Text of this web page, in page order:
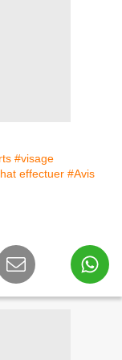
#visage
effectuer #Avis